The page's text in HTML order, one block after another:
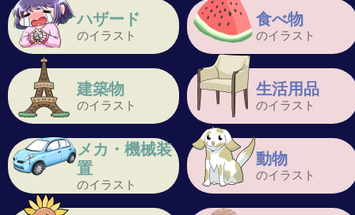
ハザード
のイラスト
食べ物
のイラスト
建築物
のイラスト
生活用品
のイラスト
メカ・機械装
置
のイラスト
動物
のイラスト